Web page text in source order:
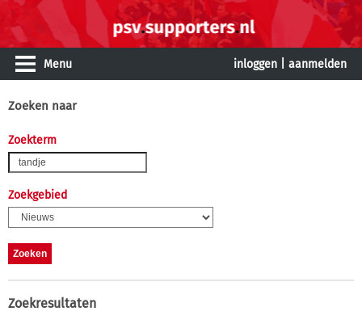
Menu inloggen aanmelden
Zoeken naar
Zoekterm
Zoekgebied
Zoekresultaten